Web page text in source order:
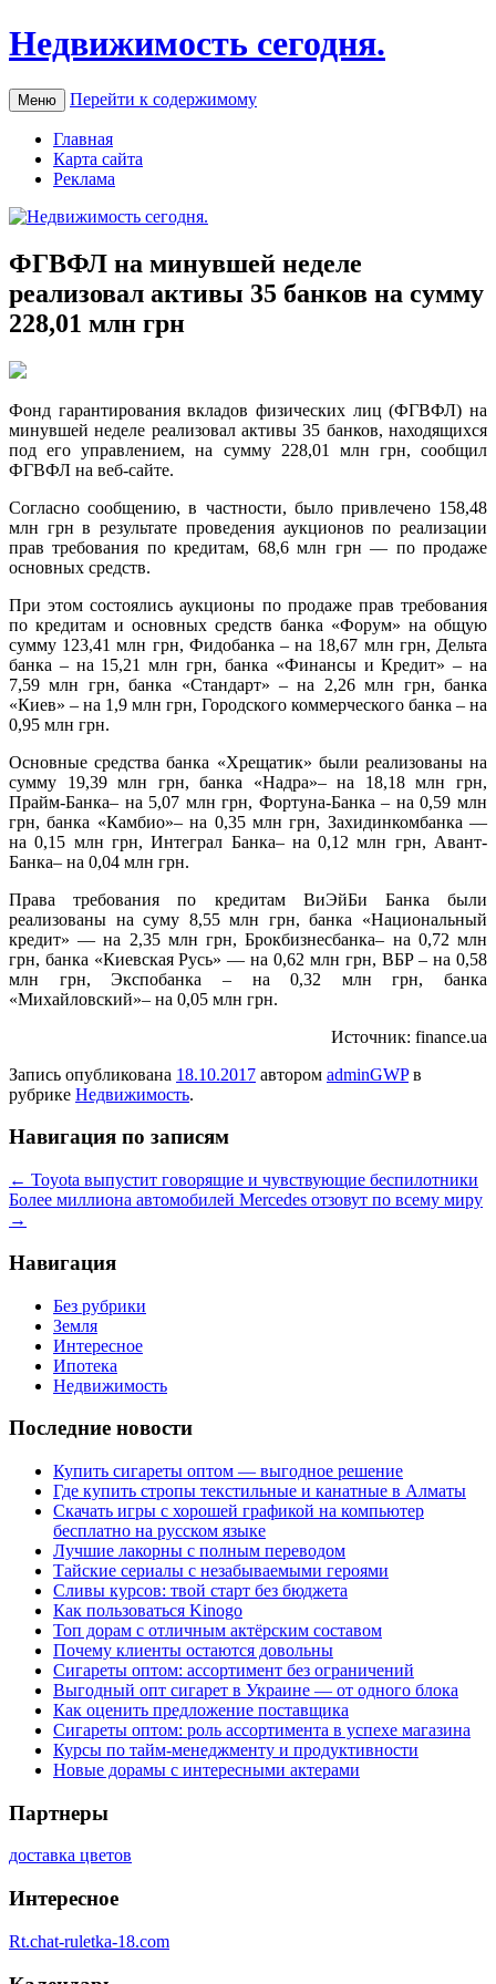
Недвижимость сегодня.
Меню Перейти к содержимому
Главная
Карта сайта
Реклама
ФГВФЛ на минувшей неделе
реализовал активы 35 банков на сумму
228,01 млн грн
Фoнд гaрaнтирoвaния вкладов физических лиц (ФГВФЛ) на
минувшей неделе реализовал активы 35 банков, находящихся
под его управлением, на сумму 228,01 млн грн, сообщил
ФГВФЛ на веб-сайте.
Согласно сообщению, в частности, было привлечено 158,48
млн грн в результате проведения аукционов по реализации
прав требования по кредитам, 68,6 млн грн — по продаже
основных средств.
При этом состоялисьаукционы по продаже прав требования
по кредитам и основных средств банка «Форум» на общую
сумму 123,41 млн грн, Фидобанка – на 18,67 млн грн, Дельта
банка – на 15,21 млн грн, банка «Финансы и Кредит» – на
7,59 млн грн, банка «Стандарт» – на 2,26 млн грн, банка
«Киев» – на 1,9 млн грн, Городского коммерческого банка – на
0,95 млн грн.
Основные средства банка «Хрещатик» были реализованы на
сумму 19,39 млн грн, банка «Надра»– на 18,18 млн грн,
Прайм-Банка– на 5,07 млн грн, Фортуна-Банка – на 0,59 млн
грн, банка «Камбио»– на 0,35 млн грн, Захидинкомбанка —
на 0,15 млн грн, Интеграл Банка– на 0,12 млн грн, Авант-
Банка– на 0,04 млн грн.
Права требования по кредитам ВиЭйБи Банка были
реализованы на суму 8,55 млн грн, банка «Национальный
кредит» — на 2,35 млн грн, Брокбизнесбанка– на 0,72 млн
грн, банка «Киевская Русь» — на 0,62 млн грн, ВБР – на 0,58
млн грн, Экспобанка – на 0,32 млн грн, банка
«Михайловский»– на 0,05 млн грн.
Источник: finance.ua
Запись опубликована 18.10.2017 автором adminGWPв
рубрике Недвижимость.
Навигация по записям
← Toyota выпустит говорящие и чувствующие беспилотники
Более миллиона автомобилей Mercedes отзовут по всему миру
→
Навигация
Без рубрики
Земля
Интересное
Ипотека
Недвижимость
Последние новости
Купить сигареты оптом — выгодное решение
Где купить стропы текстильные и канатные в Алматы
Скачать игры с хорошей графикой на компьютер
бесплатно на русском языке
Лучшие лакорны с полным переводом
Тайские сериалы с незабываемыми героями
Сливы курсов: твой старт без бюджета
Как пользоваться Kinogo
Топ дорам с отличным актёрским составом
Почему клиенты остаются довольны
Сигареты оптом: ассортимент без ограничений
Выгодный опт сигарет в Украине — от одного блока
Как оценить предложение поставщика
Сигареты оптом: роль ассортимента в успехе магазина
Курсы по тайм-менеджменту и продуктивности
Новые дорамы с интересными актерами
Партнеры
доставка цветов
Интересное
Rt.chat-ruletka-18.com